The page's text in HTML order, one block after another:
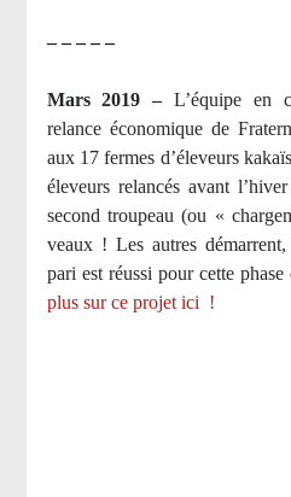
– – – – –
Mars 2019 –L’équipe en
relance économique de
aux 17 fermes d’éleveurs
éleveurs relancés avant
second troupeau (ou «
veaux ! Les autres
pari est réussi pour cette
plus sur ce projet ici !